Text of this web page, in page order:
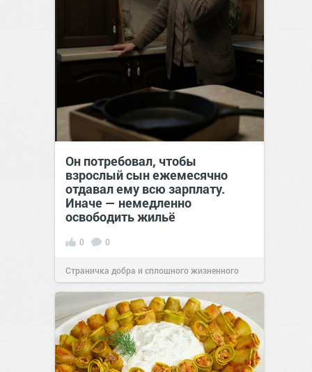
Он потребовал, чтобы
взрослый сын ежемесячно
отдавал ему всю зарплату.
Иначе — немедленно
освободить жильё
0 0
Страничка добра и сплошного жизненного
позитива!00:29Сегодня